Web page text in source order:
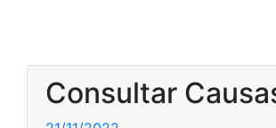
Consultar